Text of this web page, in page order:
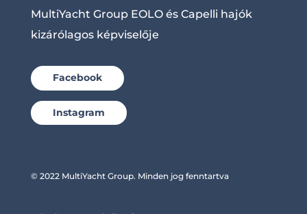
MultiYacht Group EOLO és Capelli hajók
kizárólagos képviselője
Facebook
Instagram
© 2022 MultiYacht Group. Minden jog fenntartva